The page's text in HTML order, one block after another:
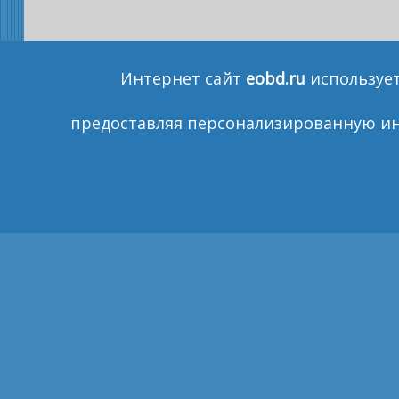
Санкт-
Интернет сайт eobd.ru
предоставляя персонализированную